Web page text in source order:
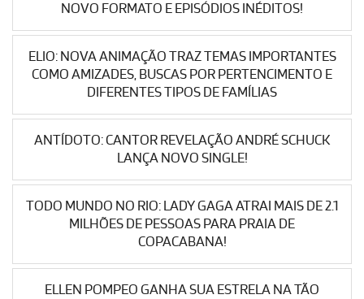
NOVO FORMATO E EPISÓDIOS INÉDITOS!
ELIO: NOVA ANIMAÇÃO TRAZ TEMAS IMPORTANTES
COMO AMIZADES, BUSCAS POR PERTENCIMENTO E
DIFERENTES TIPOS DE FAMÍLIAS
ANTÍDOTO: CANTOR REVELAÇÃO ANDRÉ SCHUCK
LANÇA NOVO SINGLE!
TODO MUNDO NO RIO: LADY GAGA ATRAI MAIS DE 2.1
MILHÕES DE PESSOAS PARA PRAIA DE
COPACABANA!
ELLEN POMPEO GANHA SUA ESTRELA NA TÃO